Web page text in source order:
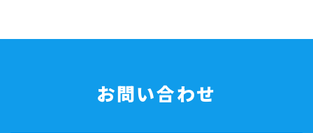
お問い合わせ